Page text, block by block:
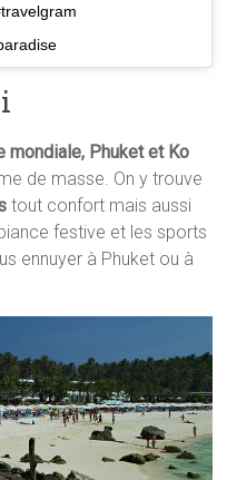
mondiale, Phuket et Ko
de masse. On y trouve
tout confort mais aussi
festive et les sports
ennuyer à Phuket ou à